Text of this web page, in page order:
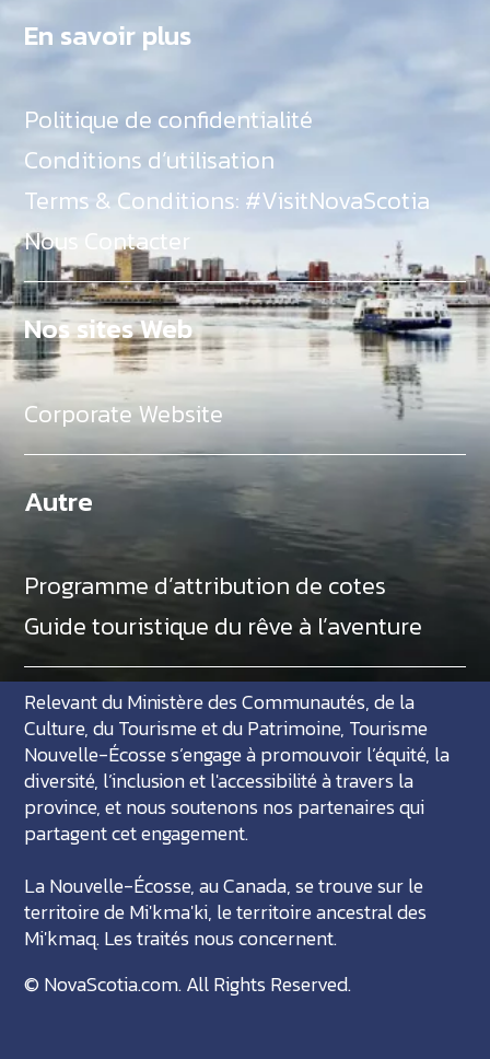
En savoir plus
Politique de confidentialité
Conditions d’utilisation
Terms & Conditions: #VisitNovaScotia
Nous Contacter
Nos sites Web
Corporate Website
Autre
Programme d’attribution de cotes
Guide touristique du rêve à l’aventure
Relevant du Ministère des Communautés, de la
Culture, du Tourisme et du Patrimoine, Tourisme
Nouvelle-Écosse s’engage à promouvoir l’équité, la
diversité, l’inclusion et l'accessibilité à travers la
province, et nous soutenons nos partenaires qui
partagent cet engagement.
La Nouvelle-Écosse, au Canada, se trouve sur le
territoire de Mi'kma'ki, le territoire ancestral des
Mi'kmaq. Les traités nous concernent.
© NovaScotia.com. All Rights Reserved.